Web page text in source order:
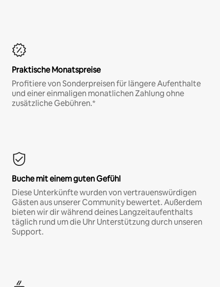
Praktische Monatspreise
Profitiere von Sonderpreisen für längere Aufenthalte
und einer einmaligen monatlichen Zahlung ohne
zusätzliche Gebühren.*
Buche mit einem guten Gefühl
Diese Unterkünfte wurden von vertrauenswürdigen
Gästen aus unserer Community bewertet. Außerdem
bieten wir dir während deines Langzeitaufenthalts
täglich rund um die Uhr Unterstützung durch unseren
Support.